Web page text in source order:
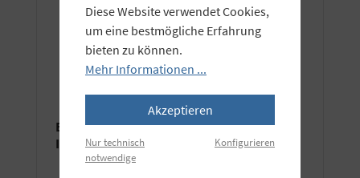
Elinchrom Rotagrid Wabe 30° für Deep
Indirect Octa 150cm (26188)
Diese Website verwendet Cookies,
um eine bestmögliche Erfahrung
bieten zu können.
Mehr Informationen ...
Akzeptieren
Nur technisch
notwendige
Konfigurieren